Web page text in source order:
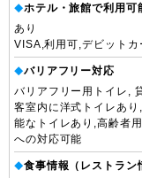
◆ホテル・旅館で利用可
あり
VISA,利用可,デビット
◆バリアフリー対応
バリアフリー用トイレ,
客室内に洋式トイレあ
能なトイレあり,高齢者
への対応可能
◆食事情報（レストラン